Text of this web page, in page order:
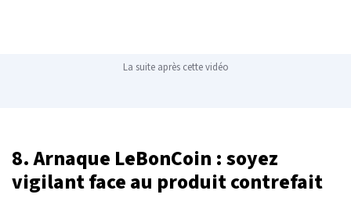
La suite après cette vidéo
8. Arnaque LeBonCoin : soyez
vigilant face au produit contrefait